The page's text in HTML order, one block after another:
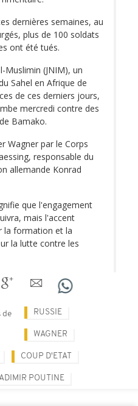
dernières semaines, au
plus de 100 soldats
ont été tués.
Muslimin (JNIM), un
Sahel en Afrique de
de ces derniers jours,
mercredi contre des
Bamako.
Wagner par le Corps
responsable du
allemande Konrad
que l'engagement
mais l'accent
la formation et la
la lutte contre les
de RUSSIE
WAGNER
COUP D'ETAT
POUTINE